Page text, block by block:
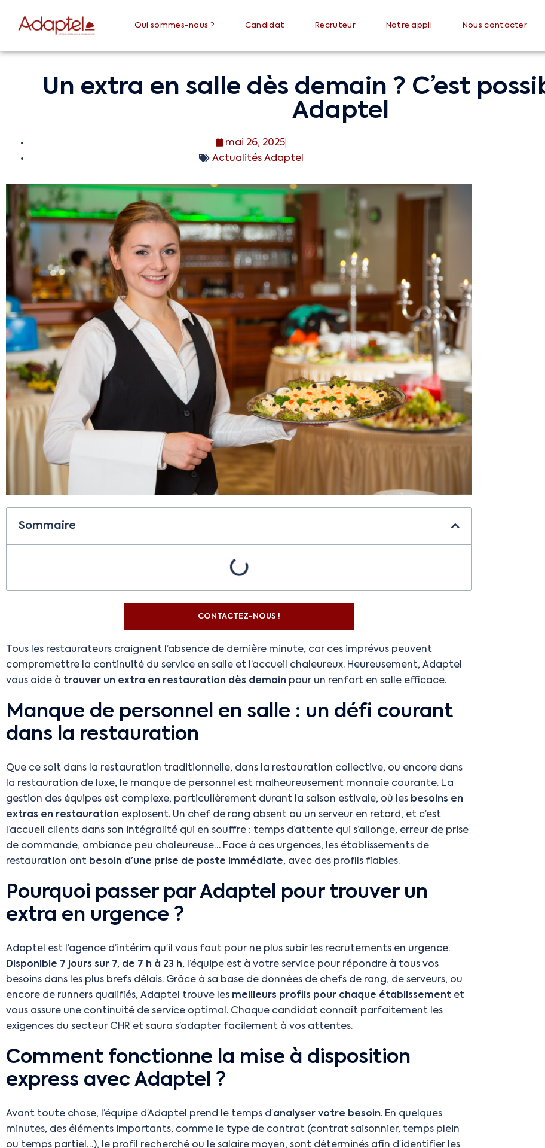
Qui sommes-nous ? Candidat Recruteur Notre appli Nous contacter
Un extra en salle dès demain ? C’est
Adaptel
mai 26, 2025
Actualités Adaptel
Sommaire
CONTACTEZ-NOUS !
Tous les restaurateurs craignent l’absence de dernière minute, car ces imprévus peuvent
compromettre la continuité du service en salle et l’accueil chaleureux. Heureusement, Adaptel
vous aide à trouver un extra en restauration dès demain pour un renfort en salle efficace.
Manque de personnel en salle : un défi courant
dans la restauration
Que ce soit dans la restauration traditionnelle, dans la restauration collective, ou encore dans
la restauration de luxe, le manque de personnel est malheureusement monnaie courante. La
gestion des équipes est complexe, particulièrement durant la saison estivale, où les besoins en
extras en restauration explosent. Un chef de rang absent ou un serveur en retard, et c’est
l’accueil clients dans son intégralité qui en souffre : temps d’attente qui s’allonge, erreur de prise
de commande, ambiance peu chaleureuse… Face à ces urgences, les établissements de
restauration ont besoin d’une prise de poste immédiate, avec des profils fiables.
Pourquoi passer par Adaptel pour trouver un
extra en urgence ?
Adaptel est l’agence d’intérim qu’il vous faut pour ne plus subir les recrutements en urgence.
Disponible 7 jours sur 7, de 7 h à 23 h, l’équipe est à votre service pour répondre à tous vos
besoins dans les plus brefs délais. Grâce à sa base de données de chefs de rang, de serveurs, ou
encore de runners qualifiés, Adaptel trouve les meilleurs profils pour chaque établissement et
vous assure une continuité de service optimal. Chaque candidat connaît parfaitement les
exigences du secteur CHR et saura s’adapter facilement à vos attentes.
Comment fonctionne la mise à disposition
express avec Adaptel ?
Avant toute chose, l’équipe d’Adaptel prend le temps d’analyser votre besoin. En quelques
minutes, des éléments importants, comme le type de contrat (contrat saisonnier, temps plein
ou temps partiel…), le profil recherché ou le salaire moyen, sont déterminés afin d’identifier les